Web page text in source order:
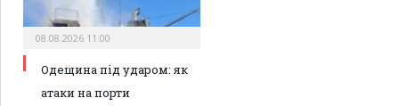
08.08.2026 11:00
Одещина під ударом: як
атаки на порти